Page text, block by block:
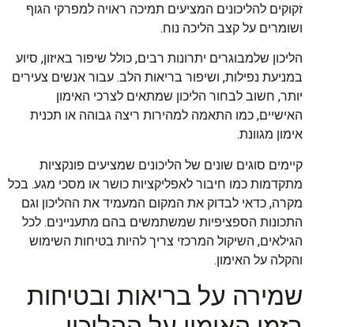
זקוקים להליכונים המציעים תמיכה ראויה למפרקי הגוף
ושומרים על קצב הליכה נוח.
הליכון שלמבוגרים יתרונות רבים, כולל שיפור באיזון, סיוע
במניעת נפילות, ושיפור בריאות הלב. עבור אנשים צעירים
יותר, חשוב לבחור הליכון שמתאים לצרכי האימון
האישיים, כמו התאמה למהירות ריצה גבוהה או תכנית
אימון מגוונת.
קיימים סוגים שונים של הליכונים שמציעים פונקציות
מתקדמות כמו חיבור לאפליקציות כושר או מסכי מגע. בכל
מקרה, כדאי לבדוק את המקום המעמיד את ההליכון וגם
התכונות הספציפיות שמשתמשים בהם מתעניינים. לכל
הגילאים, השיקול המרכזי צריך להיות בטיחות השימוש
והקלה על האימון.
שמירה על בריאות ובטיחות